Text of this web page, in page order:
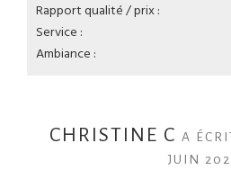
Rapport qualité / prix :
Service :
Ambiance :
CHRISTINE C A
JUIN